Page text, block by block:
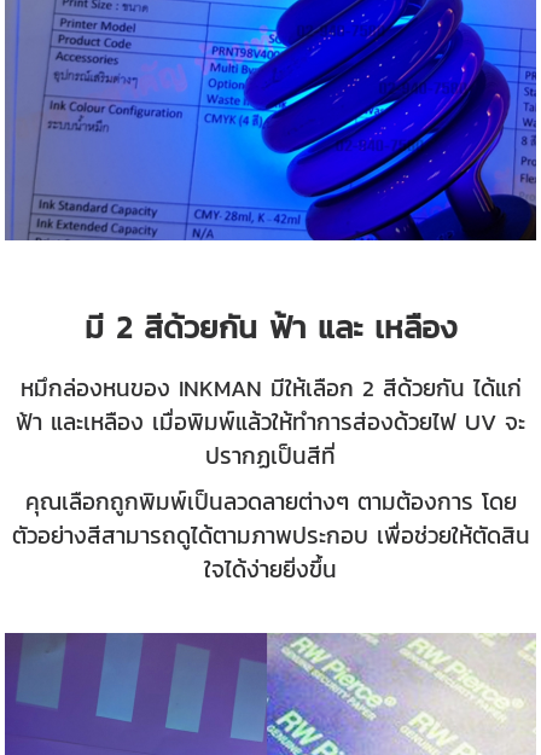
มี 2 สีด้วยกัน ฟ้า และ เหลือง
หมึกล่องหนของ INKMAN มีให้เลือก 2 สีด้วยกัน ได้แก่
ฟ้า และเหลือง เมื่อพิมพ์แล้วให้ทำการส่องด้วยไฟ UV จะ
ปรากฏเป็นสีที่
คุณเลือกถูกพิมพ์เป็นลวดลายต่างๆ ตามต้องการ โดย
ตัวอย่างสีสามารถดูได้ตามภาพประกอบ เพื่อช่วยให้ตัดสิน
ใจได้ง่ายยิ่งขึ้น